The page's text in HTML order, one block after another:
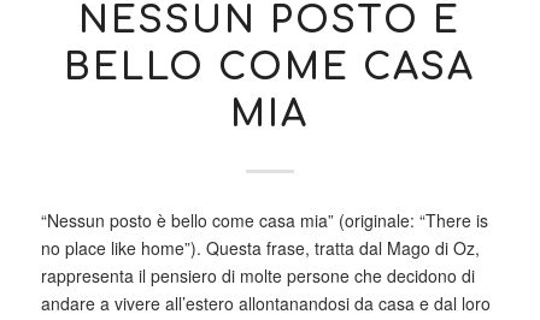
NESSUN POSTO È
BELLO COME CASA
MIA
“Nessun posto è bello come casa mia” (originale: “There is
no place like home”). Questa frase, tratta dal Mago di Oz,
rappresenta il pensiero di molte persone che decidono di
andare a vivere all’estero allontanandosi da casa e dal loro